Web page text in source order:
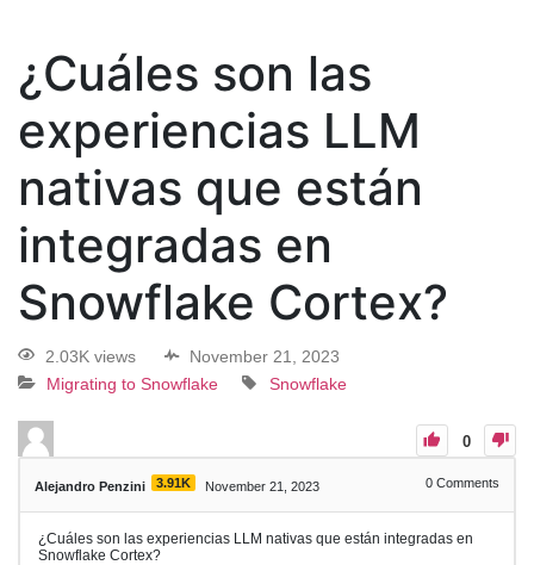
¿Cuáles son las
experiencias LLM
nativas que están
integradas en
Snowflake Cortex?
2.03K views
November 21, 2023
Migrating to Snowflake
Snowflake
0
Alejandro Penzini 3.91K November 21, 2023 0 Comments
¿Cuáles son las experiencias LLM nativas que están integradas en
Snowflake Cortex?